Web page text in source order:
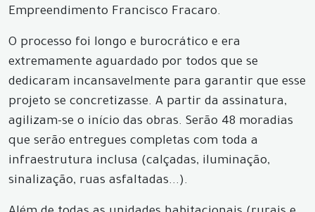
Empreendimento Francisco Fracaro.
O processo foi longo e burocrático e era
extremamente aguardado por todos que se
dedicaram incansavelmente para garantir que esse
projeto se concretizasse. A partir da assinatura,
agilizam-se o início das obras. Serão 48 moradias
que serão entregues completas com toda a
infraestrutura inclusa (calçadas, iluminação,
sinalização, ruas asfaltadas...).